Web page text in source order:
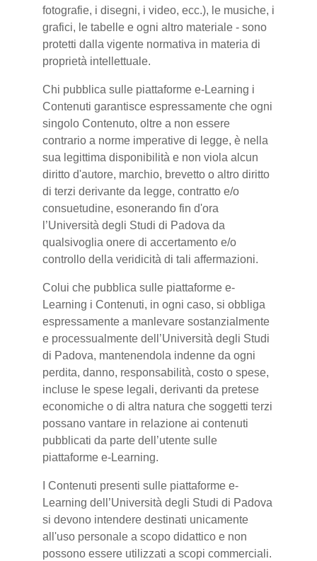
fotografie, i disegni, i video, ecc.), le musiche, i
grafici, le tabelle e ogni altro materiale - sono
protetti dalla vigente normativa in materia di
proprietà intellettuale.
Chi pubblica sulle piattaforme e-Learning i
Contenuti garantisce espressamente che ogni
singolo Contenuto, oltre a non essere
contrario a norme imperative di legge, è nella
sua legittima disponibilità e non viola alcun
diritto d'autore, marchio, brevetto o altro diritto
di terzi derivante da legge, contratto e/o
consuetudine, esonerando fin d'ora
l’Università degli Studi di Padova da
qualsivoglia onere di accertamento e/o
controllo della veridicità di tali affermazioni.
Colui che pubblica sulle piattaforme e-
Learning i Contenuti, in ogni caso, si obbliga
espressamente a manlevare sostanzialmente
e processualmente dell’Università degli Studi
di Padova, mantenendola indenne da ogni
perdita, danno, responsabilità, costo o spese,
incluse le spese legali, derivanti da pretese
economiche o di altra natura che soggetti terzi
possano vantare in relazione ai contenuti
pubblicati da parte dell’utente sulle
piattaforme e-Learning.
I Contenuti presenti sulle piattaforme e-
Learning dell’Università degli Studi di Padova
si devono intendere destinati unicamente
all'uso personale a scopo didattico e non
possono essere utilizzati a scopi commerciali.